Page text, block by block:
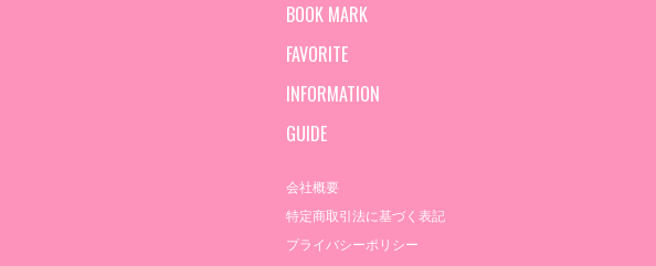
BOOK MARK
FAVORITE
INFORMATION
GUIDE
会社概要
特定商取引法に基づく表記
プライバシーポリシー